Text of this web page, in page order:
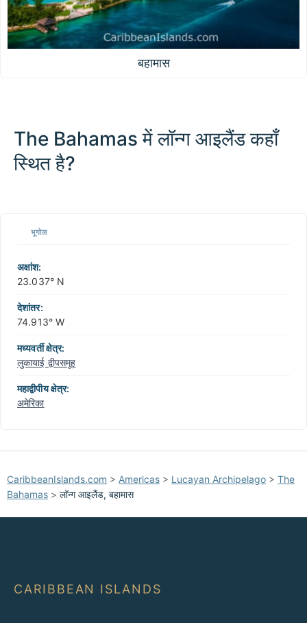
बहामास
The Bahamas में लॉन्ग आइलैंड कहाँ
स्थित है?
−
भूगोल
अक्षांश:
23.037° N
देशांतर:
74.913° W
मध्यवर्ती क्षेत्र:
लुकायाई द्वीपसमूह
महाद्वीपीय क्षेत्र:
अमेरिका
CaribbeanIslands.com > Americas > Lucayan Archipelago > The
Bahamas > लॉन्ग आइलैंड, बहामास
CARIBBEAN ISLANDS